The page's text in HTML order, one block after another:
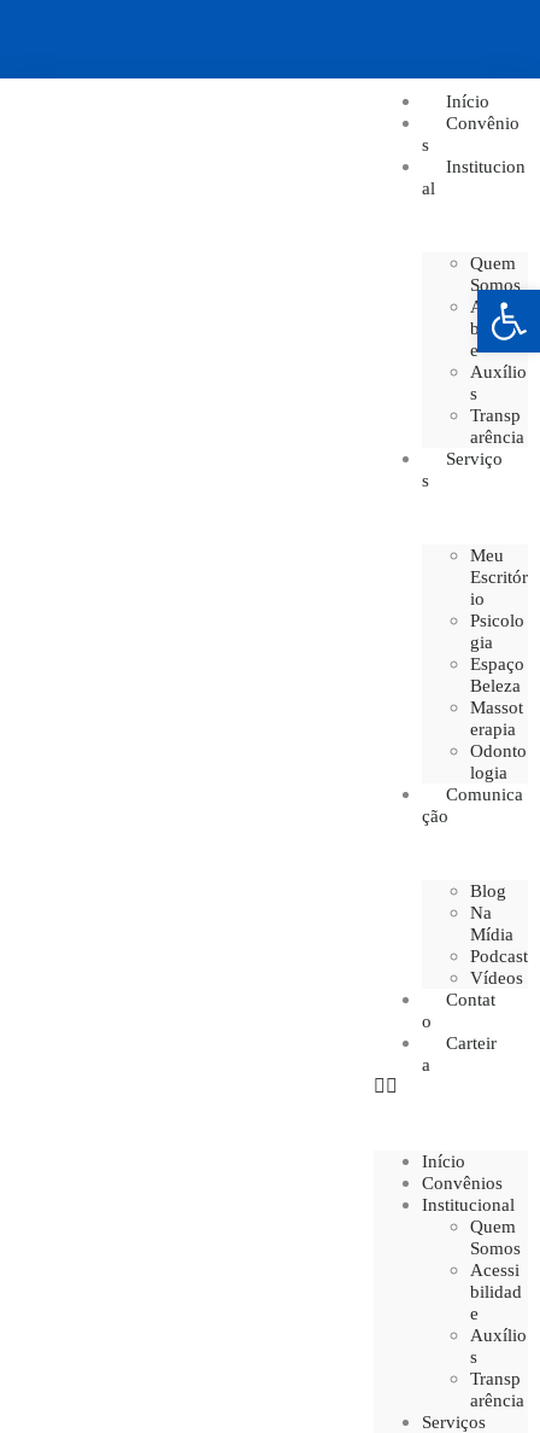
Início
Convênio
s
Institucion
al
Quem
Somos
Acessi
bilidad
e
Auxílio
s
Transp
arência
Serviço
s
Meu
Escritór
io
Psicolo
gia
Espaço
Beleza
Massot
erapia
Odonto
logia
Comunica
ção
Blog
Na
Mídia
Podcast
Vídeos
Contat
o
Carteir
a
Início
Convênios
Institucional
Quem
Somos
Acessi
bilidad
e
Auxílio
s
Transp
arência
Serviços
Barra de Ferramentas Aberta